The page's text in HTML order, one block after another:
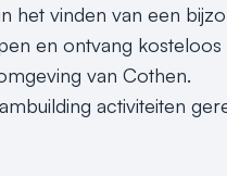
het vinden van een
en ontvang
van Cothen.
activiteiten